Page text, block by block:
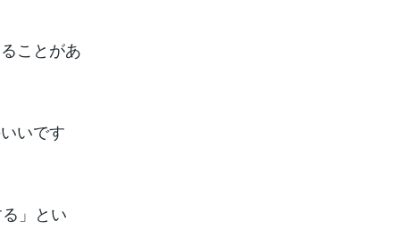
ことがあ
いです
」とい